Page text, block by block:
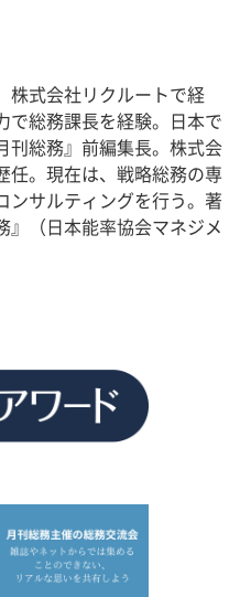
株式会社リクルートで経
で総務課長を経験。日本で
刊総務』前編集長。株式会
任。現在は、戦略総務の専
ンサルティングを行う。著
』（日本能率協会マネジメ